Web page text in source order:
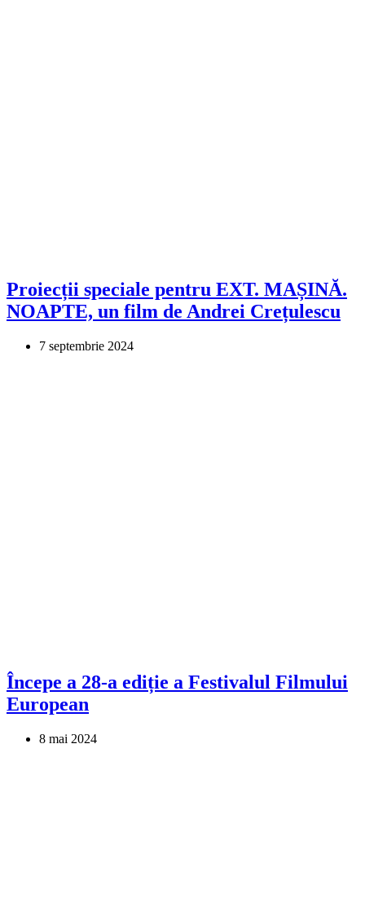
Proiecții speciale pentru EXT. MAȘINĂ.
NOAPTE, un film de Andrei Crețulescu
7 septembrie 2024
Începe a 28-a ediție a Festivalul Filmului
European
8 mai 2024